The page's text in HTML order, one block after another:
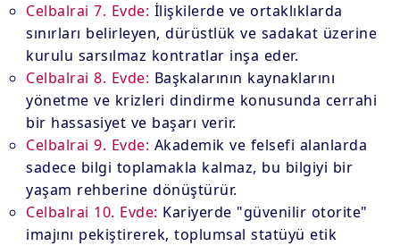
Celbalrai 7. Evde: İlişkilerde ve ortaklıklarda
sınırları belirleyen, dürüstlük ve sadakat üzerine
kurulu sarsılmaz kontratlar inşa eder.
Celbalrai 8. Evde: Başkalarının kaynaklarını
yönetme ve krizleri dindirme konusunda cerrahi
bir hassasiyet ve başarı verir.
Celbalrai 9. Evde: Akademik ve felsefi alanlarda
sadece bilgi toplamakla kalmaz, bu bilgiyi bir
yaşam rehberine dönüştürür.
Celbalrai 10. Evde: Kariyerde "güvenilir otorite"
imajını pekiştirerek, toplumsal statüyü etik